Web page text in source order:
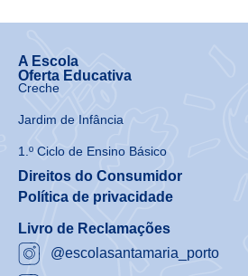
A Escola
Oferta Educativa
Creche
Jardim de Infância
1.º Ciclo de Ensino Básico
Direitos do Consumidor
Política de privacidade
Livro de Reclamações
@escolasantamaria_porto